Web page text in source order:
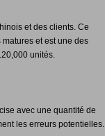
et des clients. Ce
et est une des
unités.
avec une quantité de
les erreurs potentielles.